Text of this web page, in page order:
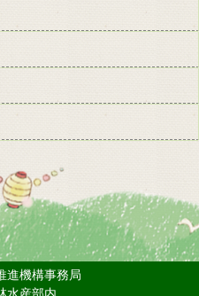
進機構事務局